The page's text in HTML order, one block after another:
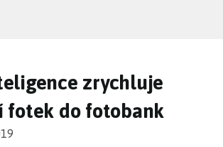
zrychluje
fotek do fotobank